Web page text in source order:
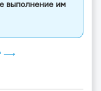
выполнение им
⟶